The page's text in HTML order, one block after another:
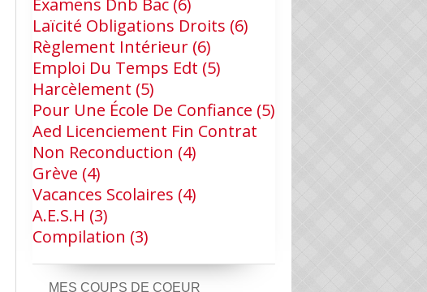
Laïcité Obligations Droits (6)
Règlement Intérieur (6)
Emploi Du Temps Edt (5)
Harcèlement (5)
Pour Une École De Confiance (5)
Aed Licenciement Fin Contrat
Non Reconduction (4)
Grève (4)
Vacances Scolaires (4)
A.e.s.h (3)
Compilation (3)
MES COUPS DE COEUR